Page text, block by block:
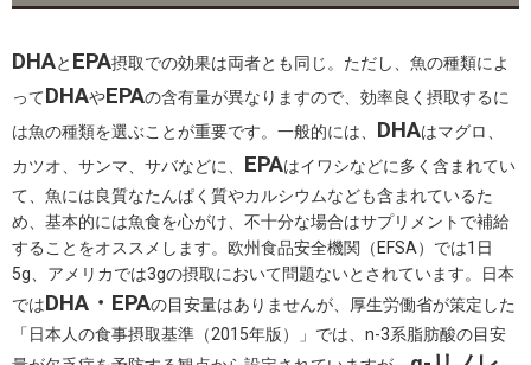
DHAと EPA摂取での効果は両者とも同じ。ただし、魚の種類によ
ってDHAやEPAの含有量が異なりますので、効率良く摂取するに
は魚の種類を選ぶことが重要です。一般的には、 DHAはマグロ、
カツオ、サンマ、サバなどに、 EPAはイワシなどに多く含まれてい
て、魚には良質なたんぱく質やカルシウムなども含まれているた
め、基本的には魚食を心がけ、不十分な場合はサプリメントで補給
することをオススメします。欧州食品安全機関（EFSA）では1日
5g、アメリカでは3gの摂取において問題ないとされています。日本
ではDHA・EPAの目安量はありませんが、厚生労働省が策定した
「日本人の食事摂取基準（2015年版）」では、n-3系脂肪酸の目安